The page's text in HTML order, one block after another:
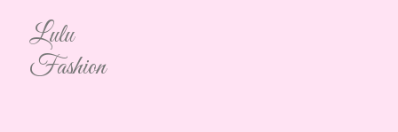
Lulu
Fashion